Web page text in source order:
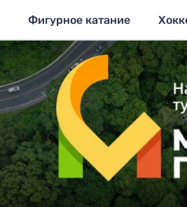
Фигурное катание